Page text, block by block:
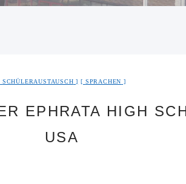
SCHÜLERAUSTAUSCH SPRACHEN
EPHRATA HIGH
USA